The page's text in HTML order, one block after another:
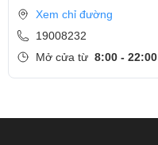
Xem chỉ đường
19008232
Mở cửa từ 8:00 - 22:00